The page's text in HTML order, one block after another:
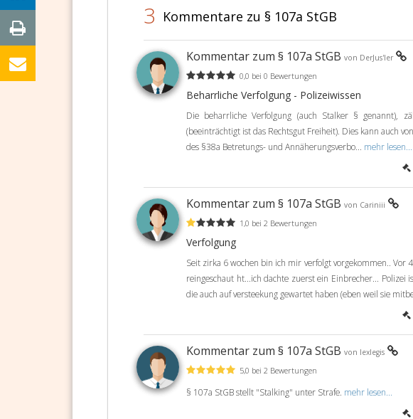
des
2,
zur
Folge,
Täter
mit
drei
Jahren
3 Kommentare zu § 107a StGB
Kommentar zum § 107a StGB von DerJus'ler
0,0 bei 0 Bewertungen
Beharrliche Verfolgung - Polizeiwissen
Die beharrliche Verfolgung (auch Stalker § genannt),
(beeinträchtigt ist das Rechtsgut Freiheit). Dies kann auch
des §38a Betretungs- und Annäherungsverbo... mehr lesen...
Kommentar zum § 107a StGB von Cariniii
1,0 bei 2 Bewertungen
Verfolgung
Seit zirka 6 wochen bin ich mir verfolgt vorgekommen.. Vor
reingeschaut ht...ich dachte zuerst ein Einbrecher...
die auch auf versteekung gewartet haben (eben weil sie
Kommentar zum § 107a StGB von lexlegis
5,0 bei 2 Bewertungen
§ 107a StGB stellt "Stalking" unter Strafe. mehr lesen...